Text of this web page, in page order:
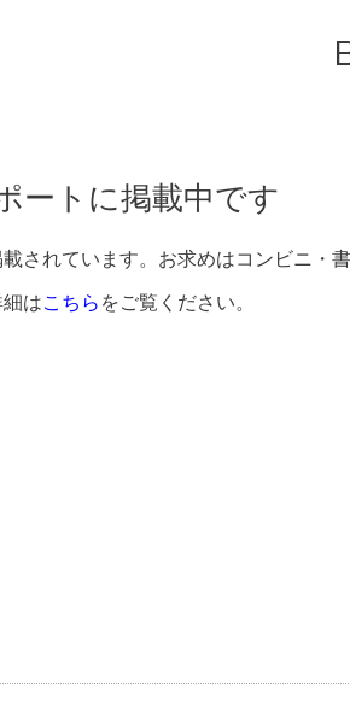
ートに掲載中です
されています。お求めはコンビニ・書
はこちら をご覧ください。